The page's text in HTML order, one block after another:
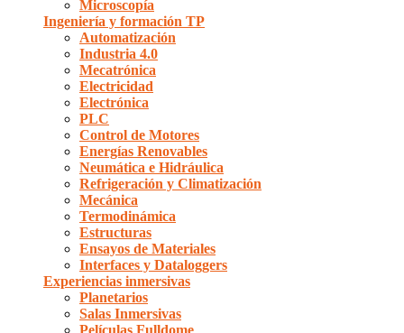
Microscopía
Ingeniería y formación TP
Automatización
Industria 4.0
Mecatrónica
Electricidad
Electrónica
PLC
Control de Motores
Energías Renovables
Neumática e Hidráulica
Refrigeración y Climatización
Mecánica
Termodinámica
Estructuras
Ensayos de Materiales
Interfaces y Dataloggers
Experiencias inmersivas
Planetarios
Salas Inmersivas
Películas Fulldome